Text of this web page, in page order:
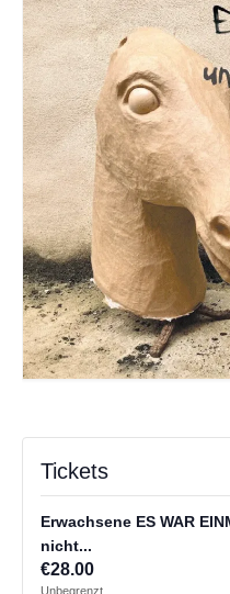
Tickets
Erwachsene ES WAR
nicht...
€28.00
Unbegrenzt